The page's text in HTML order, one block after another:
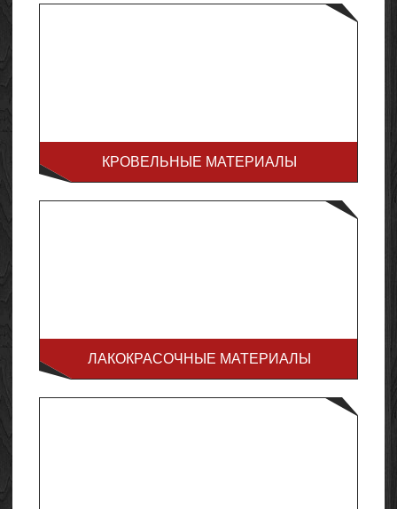
КРОВЕЛЬНЫЕ МАТЕРИАЛЫ
ЛАКОКРАСОЧНЫЕ МАТЕРИАЛЫ